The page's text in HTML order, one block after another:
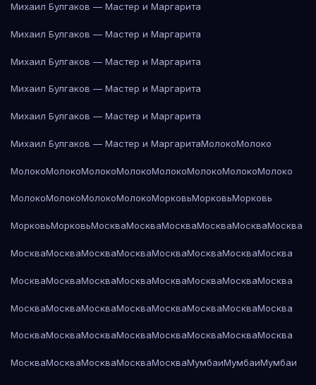
Михаил Булгаков — Мастер и Маргарита
Михаил Булгаков — Мастер и Маргарита
Михаил Булгаков — Мастер и Маргарита
Михаил Булгаков — Мастер и Маргарита
Михаил Булгаков — Мастер и Маргарита
Михаил Булгаков — Мастер и МаргаритаМолокоМолоко
МолокоМолокоМолокоМолокоМолокоМолокоМолокоМолоко
МолокоМолокоМолокоМолокоМорковьМорковьМорковь
МорковьМорковьМоскваМоскваМоскваМоскваМоскваМосква
МоскваМоскваМоскваМоскваМоскваМоскваМоскваМосква
МоскваМоскваМоскваМоскваМоскваМоскваМоскваМосква
МоскваМоскваМоскваМоскваМоскваМоскваМоскваМосква
МоскваМоскваМоскваМоскваМоскваМоскваМоскваМосква
МоскваМоскваМоскваМоскваМоскваМумбаиМумбаиМумбаи